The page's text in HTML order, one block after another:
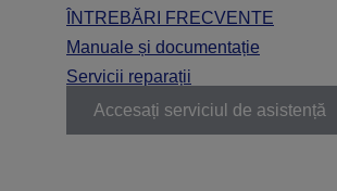
ÎNTREBĂRI FRECVENTE
Manuale și documentație
Servicii reparații
Accesați serviciul de asistență